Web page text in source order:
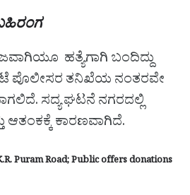
ಹತ್ಯೆಗಾಗಿ ಬಂದಿದ್ದು
ಪೊಲೀಸರ ತನಿಖೆಯ ನಂತರವೇ
ಸದ್ಯ ಘಟನೆ ನಗರದಲ್ಲಿ
ಆತಂಕಕ್ಕೆ ಕಾರಣವಾಗಿದೆ.
Puram Road; Public offers donations